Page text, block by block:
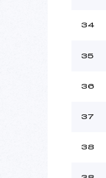
34
35
36
37
38